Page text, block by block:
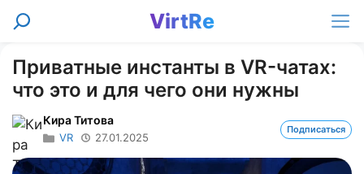
Перейти
VirtRe
Поиск
Приватные инстанты в VR-чатах:
что это и для чего они нужны
Кира Титова
VR 27.01.2025
Подписаться